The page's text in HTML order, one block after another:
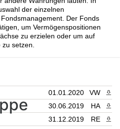
der einzelnen
Der Fonds
um Vermögenspositionen
zu erzielen oder um auf
setzen.
01.01.2020 VW
30.06.2019 HA
31.12.2019 RE